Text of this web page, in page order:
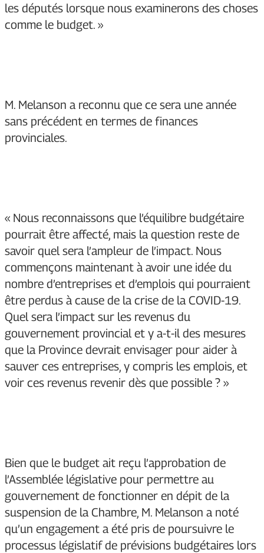
les députés lorsque nous examinerons des choses
comme le budget. »
M. Melanson a reconnu que ce sera une année
sans précédent en termes de finances
provinciales.
« Nous reconnaissons que l’équilibre budgétaire
pourrait être affecté, mais la question reste de
savoir quel sera l’ampleur de l’impact. Nous
commençons maintenant à avoir une idée du
nombre d’entreprises et d’emplois qui pourraient
être perdus à cause de la crise de la COVID-19.
Quel sera l’impact sur les revenus du
gouvernement provincial et y a-t-il des mesures
que la Province devrait envisager pour aider à
sauver ces entreprises, y compris les emplois, et
voir ces revenus revenir dès que possible ? »
Bien que le budget ait reçu l’approbation de
l’Assemblée législative pour permettre au
gouvernement de fonctionner en dépit de la
suspension de la Chambre, M. Melanson a noté
qu’un engagement a été pris de poursuivre le
processus législatif de prévisions budgétaires lors